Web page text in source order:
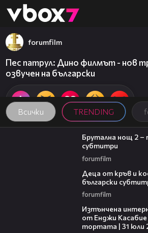
👾
Всички TRENDING
forumfilm
Пес патрул: Дино филмът - нов
озвучен на български
02:26
Брутална нощ 2 –
субтитри
forumfilm
Деца от кръв и
български
forumfilm
Изтънчена
от Енджи
тортата | 31 юли